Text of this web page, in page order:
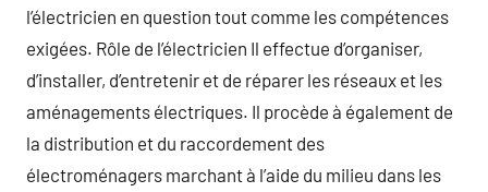
l’électricien en question tout comme les compétences
exigées. Rôle de l’électricien Il effectue d’organiser,
d’installer, d’entretenir et de réparer les réseaux et les
aménagements électriques. Il procède à également de
la distribution et du raccordement des
électroménagers marchant à l’aide du milieu dans les